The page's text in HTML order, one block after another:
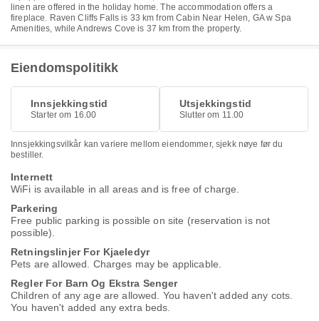
linen are offered in the holiday home. The accommodation offers a
fireplace. Raven Cliffs Falls is 33 km from Cabin Near Helen, GA w Spa
Amenities, while Andrews Cove is 37 km from the property.
Eiendomspolitikk
Innsjekkingstid
Starter om 16.00
Utsjekkingstid
Slutter om 11.00
Innsjekkingsvilkår kan variere mellom eiendommer, sjekk nøye før du
bestiller.
Internett
WiFi is available in all areas and is free of charge.
Parkering
Free public parking is possible on site (reservation is not
possible).
Retningslinjer For Kjaeledyr
Pets are allowed. Charges may be applicable.
Regler For Barn Og Ekstra Senger
Children of any age are allowed. You haven't added any cots.
You haven't added any extra beds.